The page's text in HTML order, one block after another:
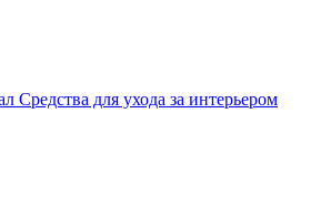
Средства для ухода за интерьером